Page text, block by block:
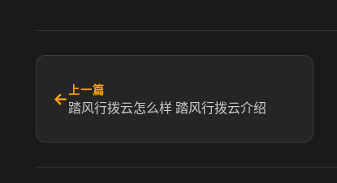
← 上一篇
踏风行拨云怎么样 踏风行拨云介绍